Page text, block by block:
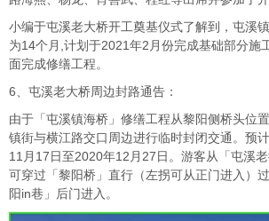
小编于屯溪老大桥开工奠基仪式了解到，屯溪
为14个月,计划于2021年2月份完成基础部分施
面完成修缮工程。
6、屯溪老大桥周边封路通告：
由于「屯溪镇海桥」修缮工程从黎阳侧桥头位
镇街与横江路交口周边进行临时封闭交通。预
11月17日至2020年12月27日。游客从「屯溪老
可穿过「黎阳桥」直行（左拐可从正门进入）
阳in巷」后门进入。